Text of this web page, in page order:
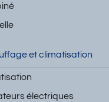
et climatisation
électriques